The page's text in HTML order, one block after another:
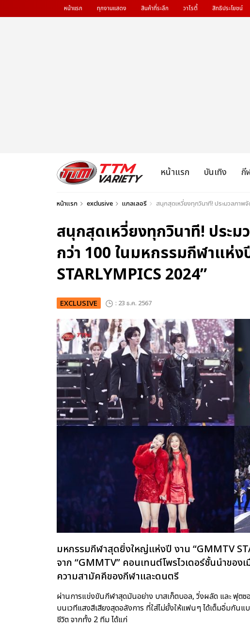
หน้าแรก ทุกงานแสดง สินค้าที่ระลึก วาไรตี้ สิทธิประโยชน์
หน้าแรก บันเทิง กี
หน้าแรก exclusive แกลเลอรี สนุกสุดเหวี่ยงทุกวินาที! ประมวลภาพ
สนุกสุดเหวี่ยงทุกวินาที! ประ
กว่า 100 ในมหกรรมกีฬาแห่ง
STARLYMPICS 2024”
EXCLUSIVE : 23 ธ.ค. 2567
มหกรรมกีฬาสุดยิ่งใหญ่แห่งปี งาน “GMMTV
จาก “GMMTV” คอนเทนต์โพรไวเดอร์ชั้นนำขอ
ความสามัคคีของกีฬาและดนตรี
ผ่านการแข่งขันกีฬาสุดมันอย่าง บาสเก็ตบอล, วิ่งผลัด และ ฟุต
บนเวทีแสงสีเสียงสุดอลังการ ที่ใส่ไม่ยั้งให้แฟนๆ ได้เต็มอิ่มกัน
ชีวิต จากทั้ง 2 ทีม ได้แก่